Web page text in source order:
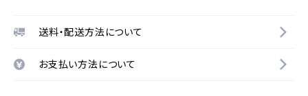
送料・配送方法について
お支払い方法について